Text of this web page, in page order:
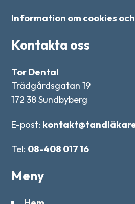
Information om cookies
Kontakta oss
Tor Dental
Trädgårdsgatan 19
172 38 Sundbyberg
E-post:
Tel: 08-408 017 16
Meny